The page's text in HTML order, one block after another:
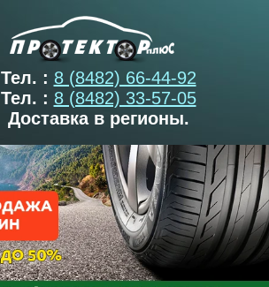
Тел. : 8 (8482) 66-44-92
Тел. : 8 (8482) 33-57-05
Доставка в регионы.